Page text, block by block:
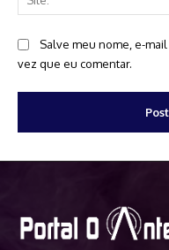
Salve meu nome, e-
vez que eu comentar.